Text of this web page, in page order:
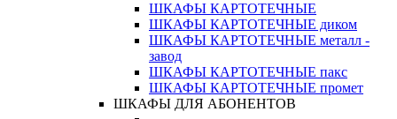
ШКАФЫ КАРТОТЕЧНЫЕ
ШКАФЫ КАРТОТЕЧНЫЕ диком
ШКАФЫ КАРТОТЕЧНЫЕ металл -
завод
ШКАФЫ КАРТОТЕЧНЫЕ пакс
ШКАФЫ КАРТОТЕЧНЫЕ промет
ШКАФЫ ДЛЯ АБОНЕНТОВ